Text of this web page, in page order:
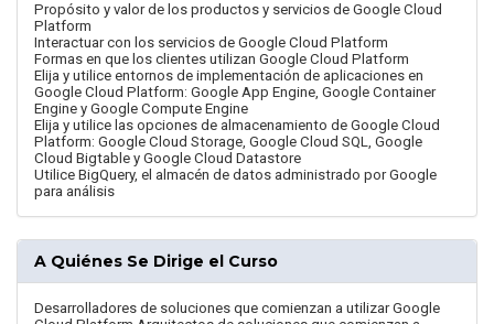
Propósito y valor de los productos y servicios de Google Cloud
Platform
Interactuar con los servicios de Google Cloud Platform
Formas en que los clientes utilizan Google Cloud Platform
Elija y utilice entornos de implementación de aplicaciones en
Google Cloud Platform: Google App Engine, Google Container
Engine y Google Compute Engine
Elija y utilice las opciones de almacenamiento de Google Cloud
Platform: Google Cloud Storage, Google Cloud SQL, Google
Cloud Bigtable y Google Cloud Datastore
Utilice BigQuery, el almacén de datos administrado por Google
para análisis
A Quiénes Se Dirige el Curso
Desarrolladores de soluciones que comienzan a utilizar Google